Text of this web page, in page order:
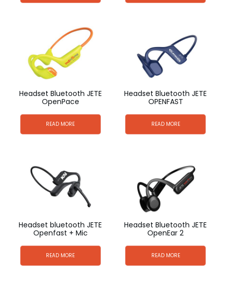
Headset Bluetooth JETE
OpenPace
READ MORE
Headset Bluetooth JETE
OPENFAST
READ MORE
Headset bluetooth JETE
Openfast + Mic
READ MORE
Headset Bluetooth JETE
OpenEar 2
READ MORE